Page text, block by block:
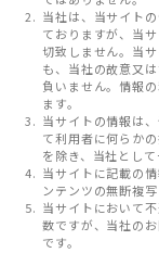
当社は、当サイト
ておりますが、当
切致しません。当
も、当社の故意又
負いません。情報
ます。
当サイトの情報は
て利用者に何らか
を除き、当社として
当サイトに記載の
ンテンツの無断複
当サイトにおいて
数ですが、当社の
です。